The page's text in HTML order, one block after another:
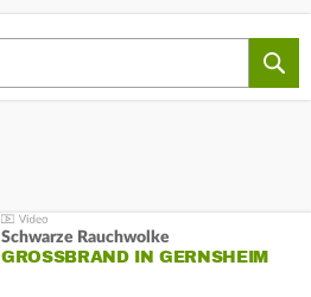
Schwarze Rauchwolke
GROSSBRAND IN GERNSHEIM